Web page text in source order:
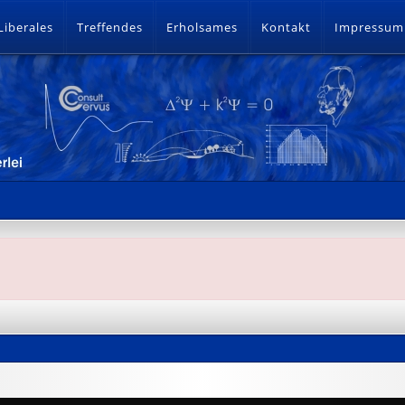
Treffendes Erholsames Kontakt Impressum